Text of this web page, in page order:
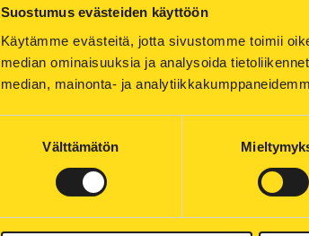
Suostumus evästeiden käyttöön
Käytämme evästeitä, jotta sivustomme toimii
median ominaisuuksia ja analysoida
median, mainonta- ja
Välttämätön